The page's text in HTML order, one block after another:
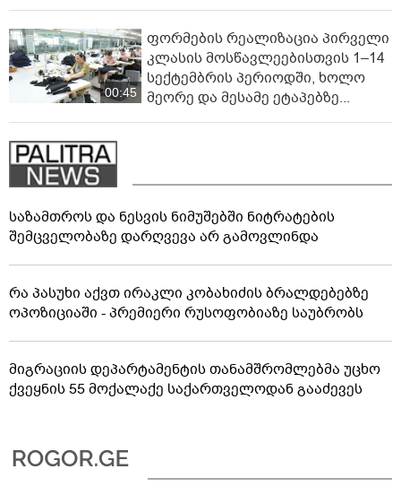
00:45
ფორმების რეალიზაცია პირველი
კლასის მოსწავლეებისთვის 1–14
სექტემბრის პერიოდში, ხოლო
მეორე და მესამე ეტაპებზე...
საზამთროს და ნესვის ნიმუშებში ნიტრატების
შემცველობაზე დარღვევა არ გამოვლინდა
რა პასუხი აქვთ ირაკლი კობახიძის ბრალდებებზე
ოპოზიციაში - პრემიერი რუსოფობიაზე საუბრობს
მიგრაციის დეპარტამენტის თანამშრომლებმა უცხო
ქვეყნის 55 მოქალაქე საქართველოდან გააძევეს